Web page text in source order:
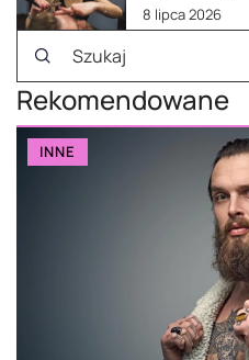
8 lipca 2026
Rekomendowane
INNE